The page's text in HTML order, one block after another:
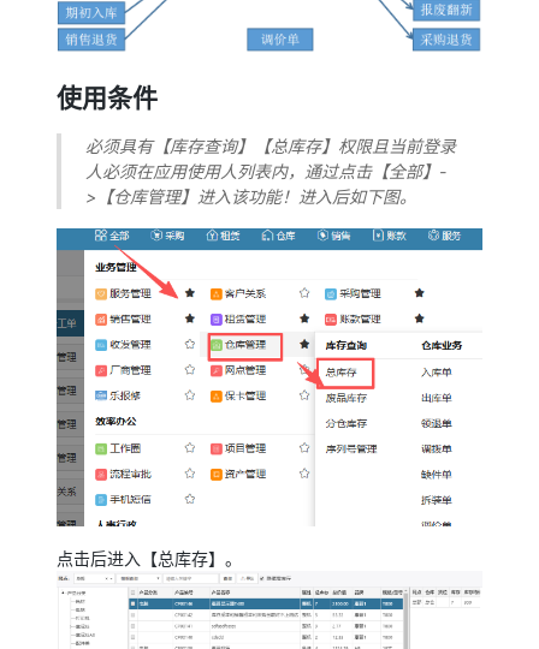
使用条件
必须具有【库存查询】【总库存】权限且当前登录
人必须在应用使用人列表内，通过点击【全部】-
>【仓库管理】进入该功能！进入后如下图。
点击后进入【总库存】。